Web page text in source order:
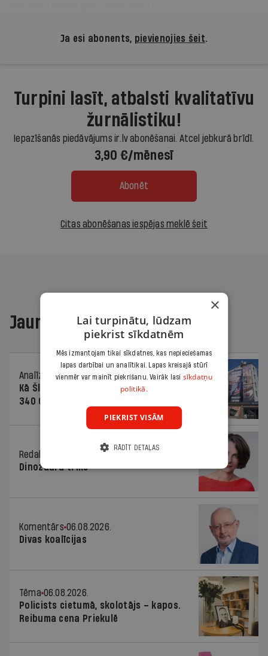
Ja esi abonents, pievienojies šeit.
Turpini lasīt, atbalsti kvalitatīvu
žurnālistiku!
Iepazīšanās piedāvājums ir.lv abonēšanai. Atcel jebkurā brīdī.
3,90 €/mēnesī
Abonēt
Citas abonēšanas iespējas meklē šeit
Jaunākajā žurnālā
Analīze
06.08.2026.
Kā Šlesera partija palika nesodīta par
340 000 vērtu reklāmas kampaņu
Redaktores sleja
06.08.2026.
Dinozaura triks
Komentārs 06.08.2026.
Divas koalīcijas
Tēma 06.08.2026.
Policists cietumā, skolotājs – kapos.
Reibuma cena Priekulē
×
Lai turpinātu, lūdzam
piekrist sīkdatnēm
Mēs izmantojam tikai sīkdatnes, kas nepieciešamas
lapas darbībai un analītikai. Lapas kreisajā stūrī
vienmēr var mainīt piekrišanu. Vairāk lasi sīkdatņu
politikā.
PIEKRIST VISĀM
RĀDĪT DETAĻAS